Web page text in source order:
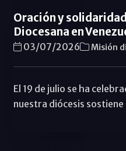
Oración y
Diocesana en
03/07/2026 Misión
El 19 de julio se ha
nuestra diócesis sostiene